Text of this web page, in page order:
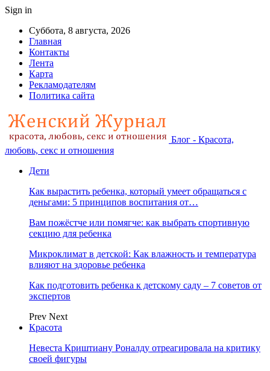
Sign in
Суббота, 8 августа, 2026
Главная
Контакты
Лента
Карта
Рекламодателям
Политика сайта
Блог - Красота,
любовь, секс и отношения
Дети
Как вырастить ребенка, который умеет обращаться с
деньгами: 5 принципов воспитания от…
Вам пожёстче или помягче: как выбрать спортивную
секцию для ребенка
Микроклимат в детской: Как влажность и температура
влияют на здоровье ребенка
Как подготовить ребенка к детскому саду – 7 советов от
экспертов
Prev Next
Красота
Невеста Криштиану Роналду отреагировала на критику
своей фигуры